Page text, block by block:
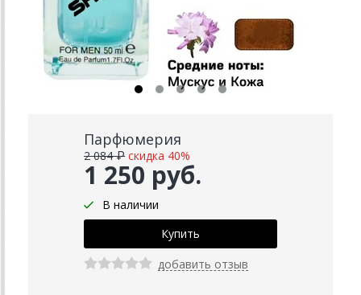
Парфюмерия
1 250 руб.
2 084 ₽ скидка 40%
В наличии
добавить отзыв